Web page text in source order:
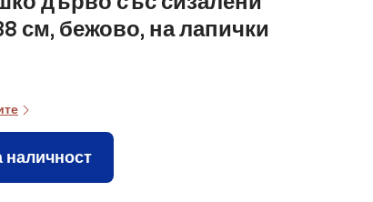
см, бежово, на лапички
наличност